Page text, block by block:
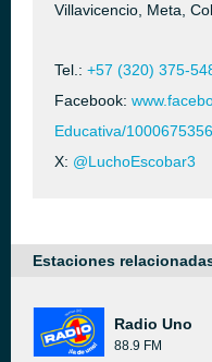
Villavicencio, Meta,
Tel.: +57 (320) 375-
Facebook:
Educativa/
X: @LuchoEscobar3
Estaciones
Radio Uno
88.9 FM